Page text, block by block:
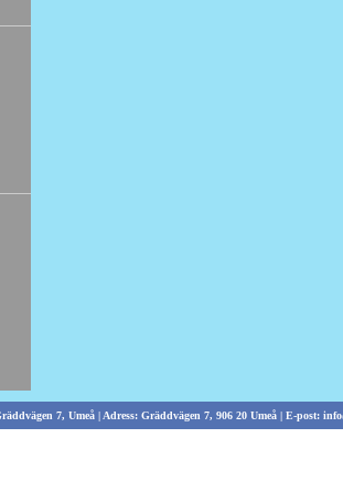
7, Umeå | Adress: Gräddvägen 7, 906 20 Umeå | E-post: